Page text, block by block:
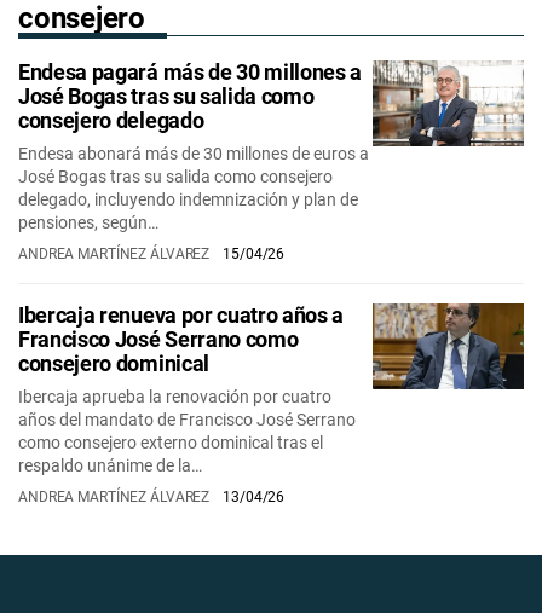
consejero
Endesa pagará más de 30 millones a
José Bogas tras su salida como
consejero delegado
Endesa abonará más de 30 millones de euros a
José Bogas tras su salida como consejero
delegado, incluyendo indemnización y plan de
pensiones, según…
ANDREA MARTÍNEZ ÁLVAREZ 15/04/26
Ibercaja renueva por cuatro años a
Francisco José Serrano como
consejero dominical
Ibercaja aprueba la renovación por cuatro
años del mandato de Francisco José Serrano
como consejero externo dominical tras el
respaldo unánime de la…
ANDREA MARTÍNEZ ÁLVAREZ 13/04/26